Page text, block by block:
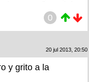
0
20 jul 2013, 20:50
y grito a la